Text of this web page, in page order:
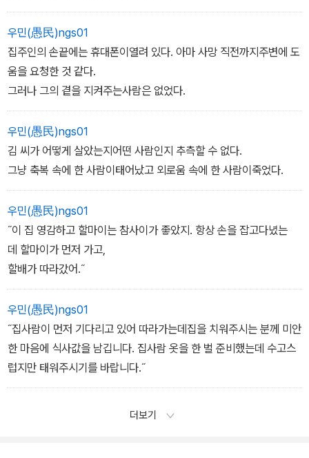
우민(愚民)ngs01
집주인의 손끝에는 휴대폰이열려 있다. 아마 사망 직전까지주변에 도
움을 요청한 것 같다.
그러나 그의 곁을 지켜주는사람은 없었다.
우민(愚民)ngs01
김 씨가 어떻게 살았는지어떤 사람인지 추측할 수 없다.
그냥 축복 속에 한 사람이태어났고 외로움 속에 한 사람이죽었다.
우민(愚民)ngs01
˝이 집 영감하고 할마이는 참사이가 좋았지. 항상 손을 잡고다녔는
데 할마이가 먼저 가고,
할배가 따라갔어.˝
우민(愚民)ngs01
˝집사람이 먼저 기다리고 있어 따라가는데집을 치워주시는 분께 미안
한 마음에 식사값을 남깁니다. 집사람 옷을 한 벌 준비했는데 수고스
럽지만 태워주시기를 바랍니다.˝
더보기